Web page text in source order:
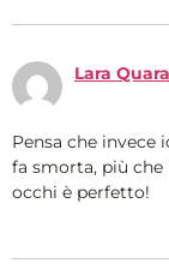
Lara
Pensa che invece
fa smorta, più
occhi è perfetto!